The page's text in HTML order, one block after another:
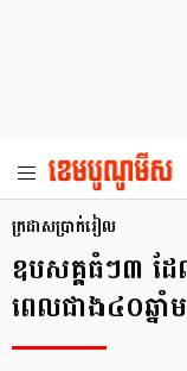
ក្រដាសប្រាក់រៀល
ឧបសគ្គធំៗ៣ ដែ
ពេលជាង៤០ឆ្នាំម